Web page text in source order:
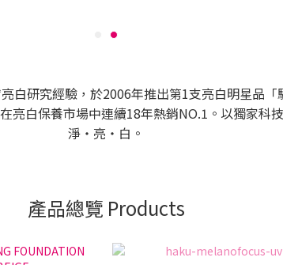
白研究經驗，於2006年推出第1支亮白明星品
亮白保養市場中連續18年熱銷NO.1。以獨家科
淨‧亮‧白。
產品總覽 Products